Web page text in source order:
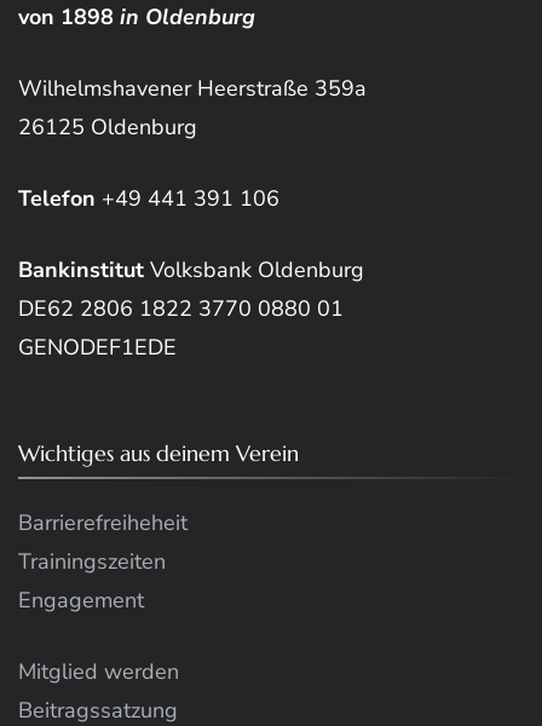
von 1898 in Oldenburg
Wilhelmshavener Heerstraße 359a
26125 Oldenburg
Telefon +49 441 391 106
Bankinstitut Volksbank Oldenburg
DE62 2806 1822 3770 0880 01
GENODEF1EDE
Wichtiges aus deinem Verein
Barrierefreiheheit
Trainingszeiten
Engagement
Mitglied werden
Beitragssatzung